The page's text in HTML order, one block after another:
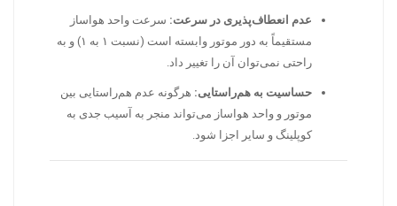
عدم انعطاف‌پذیری در سرعت: سرعت واحد هواساز
مستقیماً به دور موتور وابسته است (نسبت ۱ به ۱) و به
راحتی نمی‌توان آن را تغییر داد.
حساسیت به هم‌راستایی: هرگونه عدم هم‌راستایی بین
موتور و واحد هواساز می‌تواند منجر به آسیب جدی به
کوپلینگ و سایر اجزا شود.